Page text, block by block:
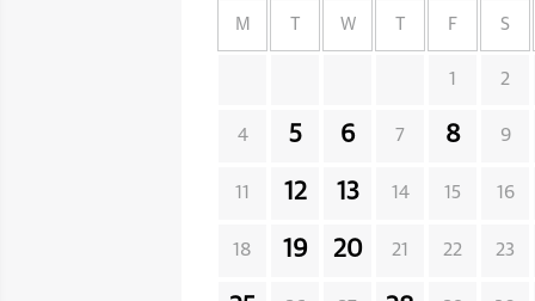
M W F S
1 2
4 5 6 7 8 9
11 12 13 14 15 16
18 19 20 21 22 23